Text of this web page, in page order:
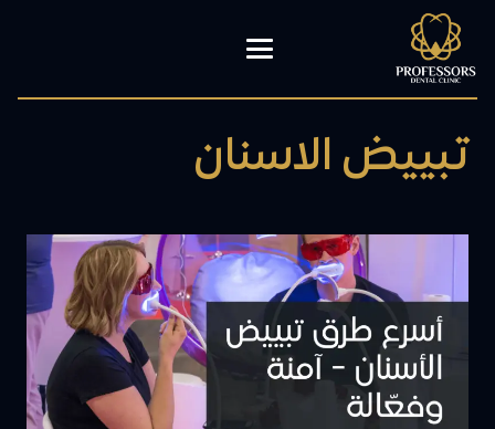
تبييض الاسنان